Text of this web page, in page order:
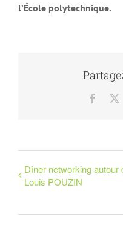
l’École polytechnique.
Dîner networking autour
Louis POUZIN